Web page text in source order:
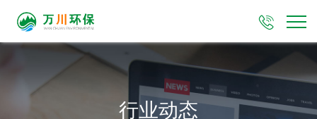

行业动态